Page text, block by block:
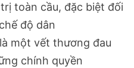
toàn cầu, đặc biệt đối
độ dân
một vết thương đau
chính quyền